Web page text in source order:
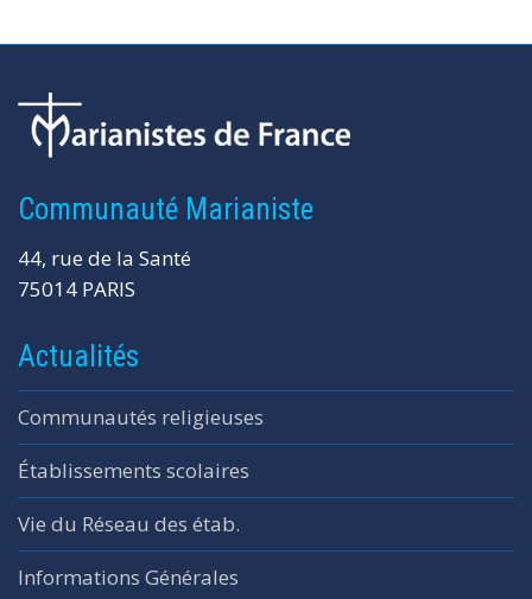
Communauté Marianiste
44, rue de la Santé
75014 PARIS
Actualités
Communautés religieuses
Établissements scolaires
Vie du Réseau des étab.
Informations Générales